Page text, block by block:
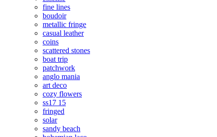
fine lines
boudoir
metallic fringe
casual leather
coins
scattered stones
boat trip
patchwork
anglo mania
art deco
cozy flowers
ss17 15
fringed
solar
sandy beach